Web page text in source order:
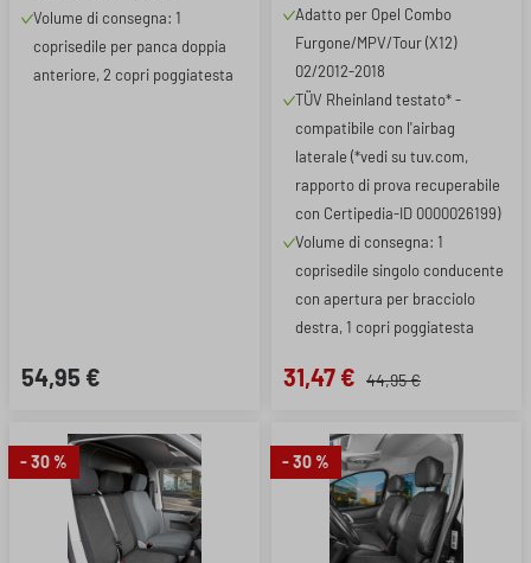
Volume di consegna: 1
coprisedile per panca doppia
anteriore, 2 copri poggiatesta
54,95 €
destra)
Adatto per Opel Combo
Furgone/MPV/Tour (X12)
02/2012-2018
TÜV Rheinland testato* -
compatibile con l'airbag
laterale (*vedi su tuv.com,
rapporto di prova recuperabile
con Certipedia-ID 0000026199)
Volume di consegna: 1
coprisedile singolo conducente
con apertura per bracciolo
destra, 1 copri poggiatesta
31,47 € 44,95 €
- 30 % - 30 %